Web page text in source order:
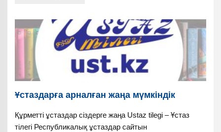
Ұстаздарға арналған жаңа мүмкіндік
Құрметті ұстаздар сіздерге жаңа Ustaz tilegi – Ұстаз
тілегі Республикалық ұстаздар сайтын